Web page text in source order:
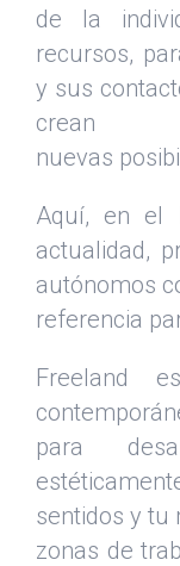
de la
recursos,
y sus
crean
nuevas
Aquí, en el
actualidad,
autónomos
referencia
Freeland
para
sentidos y tu
zonas de